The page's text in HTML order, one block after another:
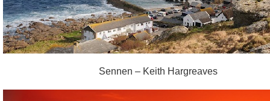
Sennen – Keith Hargreaves